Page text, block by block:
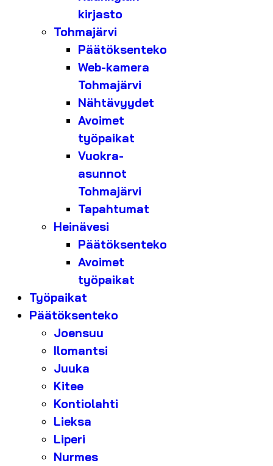
kirjasto
Tohmajärvi
Päätöksenteko
Web-kamera
Tohmajärvi
Nähtävyydet
Avoimet
työpaikat
Vuokra-
asunnot
Tohmajärvi
Tapahtumat
Heinävesi
Päätöksenteko
Avoimet
työpaikat
Työpaikat
Päätöksenteko
Joensuu
Ilomantsi
Juuka
Kitee
Kontiolahti
Lieksa
Liperi
Nurmes